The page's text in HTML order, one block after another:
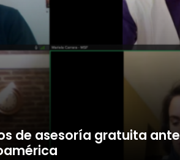
de asesoría gratuita ante